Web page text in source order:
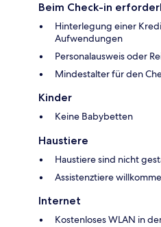
Beim Check-in
Hinterlegung einer
Aufwendungen
Personalausweis oder
Mindestalter für den
Kinder
Keine Babybetten
Haustiere
Haustiere sind nicht
Assistenztiere
Internet
Kostenloses WLAN in